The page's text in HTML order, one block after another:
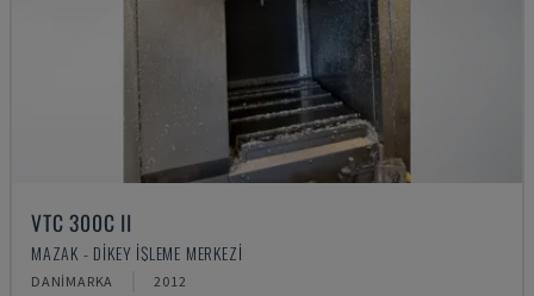
VTC 300C II
MAZAK - DIKEY İŞLEME MERKEZI
DANIMARKA 2012